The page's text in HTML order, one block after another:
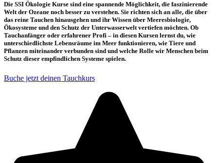
Die SSI Ökologie Kurse sind eine spannende Möglichkeit, die faszinierende
Welt der Ozeane noch besser zu verstehen. Sie richten sich an alle, die über
das reine Tauchen hinausgehen und ihr Wissen über Meeresbiologie,
Ökosysteme und den Schutz der Unterwasserwelt vertiefen möchten. Ob
Tauchanfänger oder erfahrener Profi – in diesen Kursen lernst du, wie
unterschiedlichste Lebensräume im Meer funktionieren, wie Tiere und
Pflanzen miteinander verbunden sind und welche Rolle wir Menschen beim
Schutz dieser empfindlichen Systeme spielen.
Buche jetzt deinen Tauchkurs